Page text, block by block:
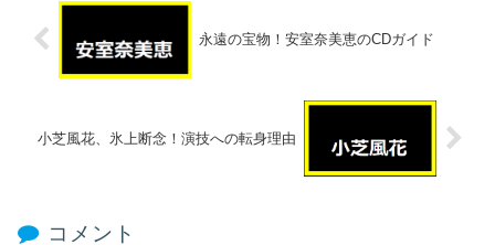
永遠の宝物！安室奈美恵のCDガイド
小芝風花、氷上断念！演技への転身理由
コメント